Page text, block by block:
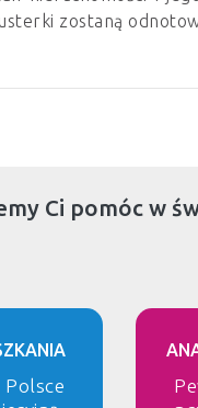
zostaną
Ci pomóc w